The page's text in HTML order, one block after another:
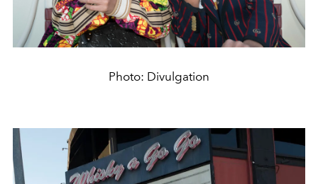
Photo: Divulgation